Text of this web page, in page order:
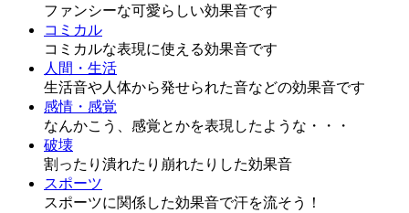
ファンシーな可愛らしい効果音です
コミカル
コミカルな表現に使える効果音です
人間・生活
生活音や人体から発せられた音などの効果音です
感情・感覚
なんかこう、感覚とかを表現したような・・・
破壊
割ったり潰れたり崩れたりした効果音
スポーツ
スポーツに関係した効果音で汗を流そう！